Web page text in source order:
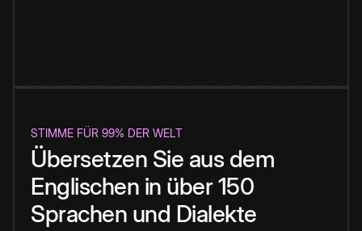
STIMME FÜR 99% DER WELT
Übersetzen Sie aus dem
Englischen in über 150
Sprachen und Dialekte